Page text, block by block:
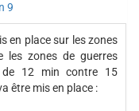
9
en place sur les zones
les zones de guerres
12 min contre 15
être mis en place :